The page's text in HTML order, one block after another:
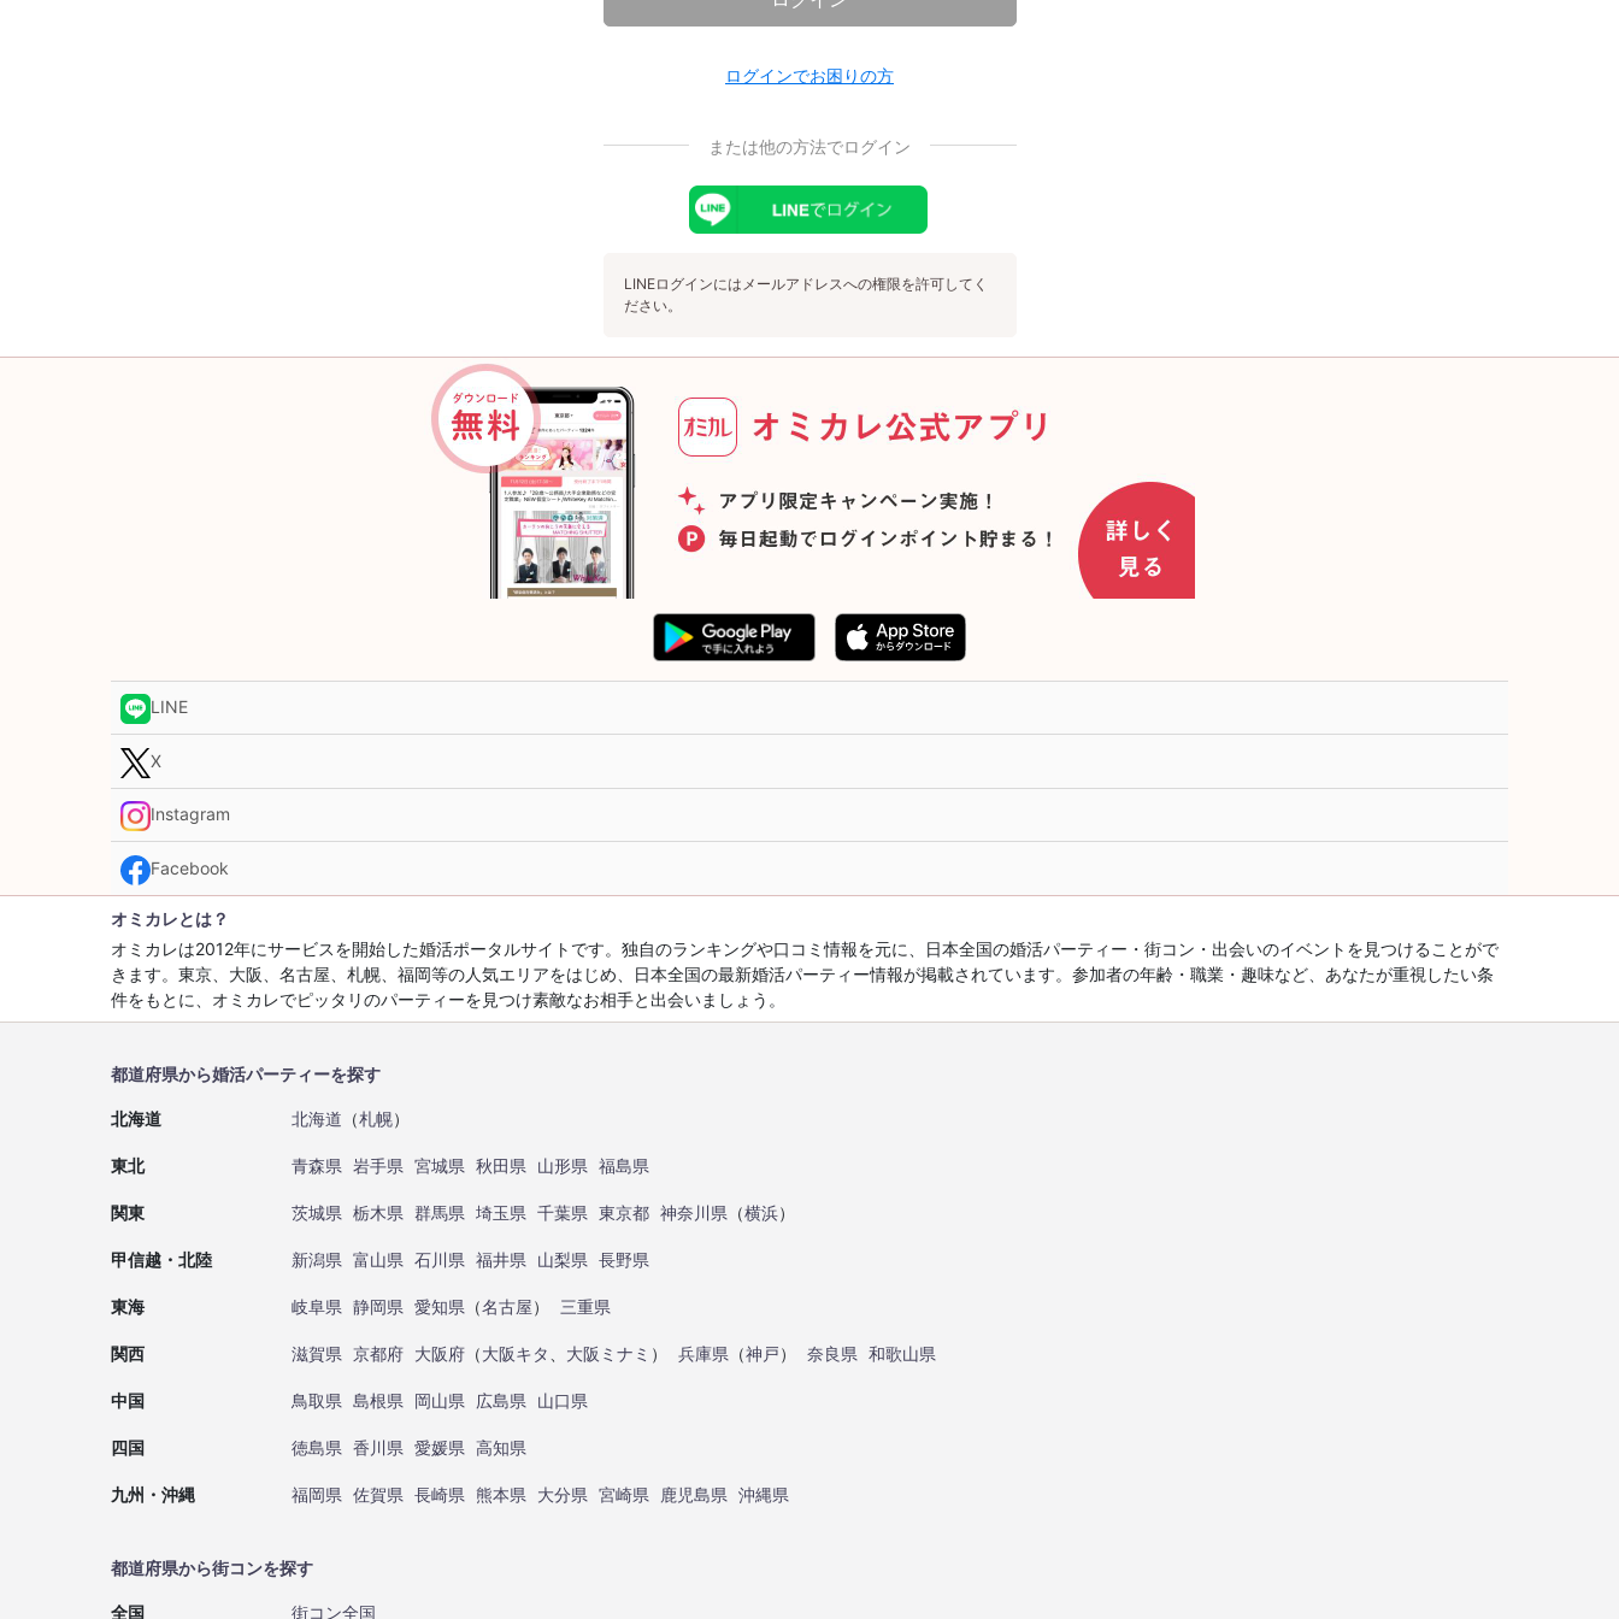
ログインでお困りの方
または他の方法でログイン
LINEログインにはメールアドレスへの権限を許可してく
ださい。
LINE
X
Instagram
Facebook
オミカレとは？
オミカレは2012年にサービスを開始した婚活ポータルサイトです。独自のランキングや口コミ情報を元に、日本全国の婚活パーティー・街コン・出会いのイベントを見つけることがで
きます。東京、大阪、名古屋、札幌、福岡等の人気エリアをはじめ、日本全国の最新婚活パーティー情報が掲載されています。参加者の年齢・職業・趣味など、あなたが重視したい条
件をもとに、オミカレでピッタリのパーティーを見つけ素敵なお相手と出会いましょう。
都道府県から婚活パーティーを探す
北海道 北海道 （札幌）
東北 青森県 岩手県 宮城県 秋田県 山形県 福島県
関東 茨城県 栃木県 群馬県 埼玉県 千葉県 東京都 神奈川県 （横浜）
甲信越・北陸 新潟県 富山県 石川県 福井県 山梨県 長野県
東海 岐阜県 静岡県 愛知県 （名古屋） 三重県
関西 滋賀県 京都府 大阪府 （大阪キタ 大阪ミナミ ） 兵庫県 （神戸） 奈良県 和歌山県
中国 鳥取県 島根県 岡山県 広島県 山口県
四国 徳島県 香川県 愛媛県 高知県
九州・沖縄 福岡県 佐賀県 長崎県 熊本県 大分県 宮崎県 鹿児島県 沖縄県
都道府県から街コンを探す
全国 街コン全国